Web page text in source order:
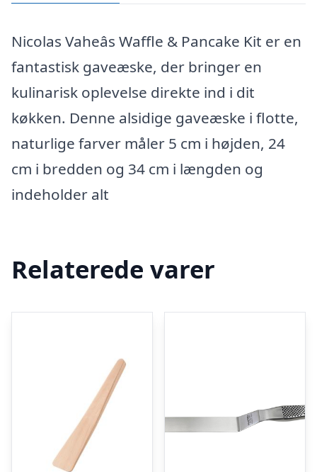
Nicolas Vaheâs Waffle & Pancake Kit er en
fantastisk gaveæske, der bringer en
kulinarisk oplevelse direkte ind i dit
køkken. Denne alsidige gaveæske i flotte,
naturlige farver måler 5 cm i højden, 24
cm i bredden og 34 cm i længden og
indeholder alt
Relaterede varer